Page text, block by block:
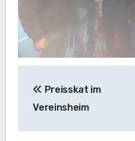
Preisskat im
Vereinsheim